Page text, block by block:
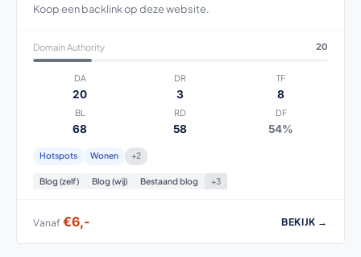
Koop een backlink op deze website.
Domain Authority 20
DA
20
DR
3
TF
8
BL
68
RD
58
DF
54%
Hotspots Wonen +2
Blog (zelf) Blog (wij) Bestaand blog +3
Vanaf €6,- BEKIJK →